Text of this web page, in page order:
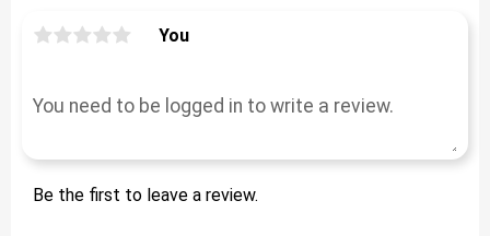
You
Be the first to leave a review.